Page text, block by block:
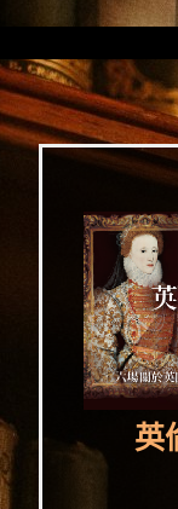
英